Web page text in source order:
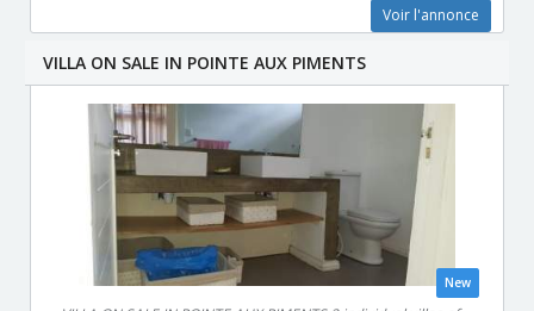
Voir l'annonce
VILLA ON SALE IN POINTE AUX PIMENTS
New